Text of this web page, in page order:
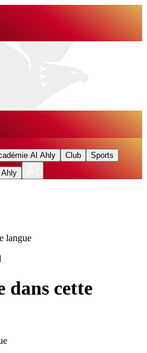
Al Ahly Club
Sports
Ahly
langue
dans cette